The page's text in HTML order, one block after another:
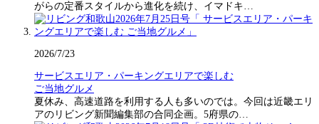
がらの定番スタイルから進化を続け、イマドキ…
2026/7/23
サービスエリア・パーキングエリアで楽しむ
ご当地グルメ
夏休み、高速道路を利用する人も多いのでは。今回は近畿エリ
アのリビング新聞編集部の合同企画。5府県の…